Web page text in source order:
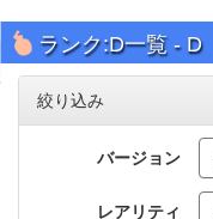
ランク:D一覧 - D
絞り込み
バージョン
レアリティ